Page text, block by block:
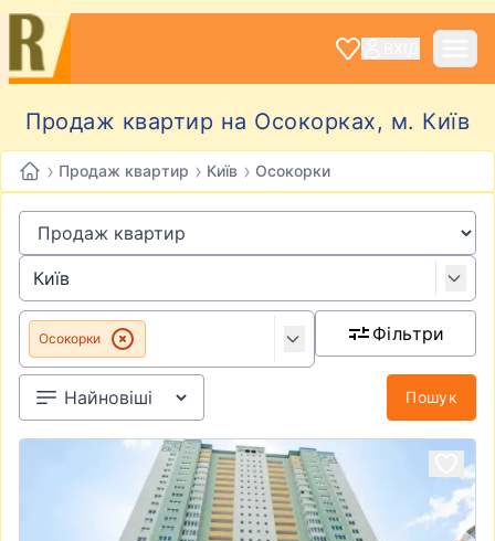
Продаж квартир на Осокорках, м. Київ
› Продаж квартир › Київ › Осокорки
Осокорки Фільтри
Пошук